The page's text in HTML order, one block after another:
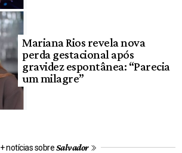
Mariana Rios revela nova
perda gestacional após
gravidez espontânea: “Parecia
um milagre”
+ notícias sobreSalvador